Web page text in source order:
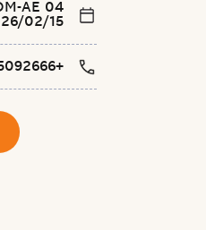
15‏/02‏/2026
+97165092666